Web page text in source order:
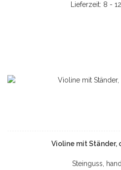
Lieferzeit: 8 -
Violine mit Ständer,
Steinguss,